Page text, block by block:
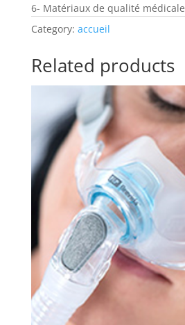
6- Matériaux de qualité médicale
Category: accueil
Related products